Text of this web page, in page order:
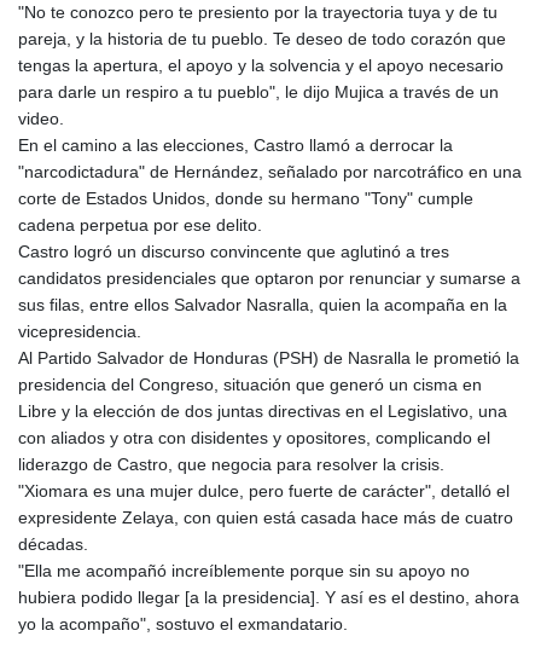
PAB 1.152181
PEN 3.894648
PGK 5.090567
PHP 70.070805
PLN 4.300443
PYG 6853.617163
QAR 4.211823
RSD 117.326118
RUB 93.901208
RWF 1692.588862
SBD 9.298537
SCR 16.618402
SDG 692.059091
SEK 10.953862
SGD 1.478943
SLE 28.350098
SOS 658.506319
STD 23853.821162
STN 24.459377
SVC 10.0813
"No te conozco pero te presiento por la trayectoria tuya y de tu
pareja, y la historia de tu pueblo. Te deseo de todo corazón que
tengas la apertura, el apoyo y la solvencia y el apoyo necesario
para darle un respiro a tu pueblo", le dijo Mujica a través de un
video.
En el camino a las elecciones, Castro llamó a derrocar la
"narcodictadura" de Hernández, señalado por narcotráfico en una
corte de Estados Unidos, donde su hermano "Tony" cumple
cadena perpetua por ese delito.
Castro logró un discurso convincente que aglutinó a tres
candidatos presidenciales que optaron por renunciar y sumarse a
sus filas, entre ellos Salvador Nasralla, quien la acompaña en la
vicepresidencia.
Al Partido Salvador de Honduras (PSH) de Nasralla le prometió la
presidencia del Congreso, situación que generó un cisma en
Libre y la elección de dos juntas directivas en el Legislativo, una
con aliados y otra con disidentes y opositores, complicando el
liderazgo de Castro, que negocia para resolver la crisis.
"Xiomara es una mujer dulce, pero fuerte de carácter", detalló el
expresidente Zelaya, con quien está casada hace más de cuatro
décadas.
"Ella me acompañó increíblemente porque sin su apoyo no
hubiera podido llegar [a la presidencia]. Y así es el destino, ahora
yo la acompaño", sostuvo el exmandatario.